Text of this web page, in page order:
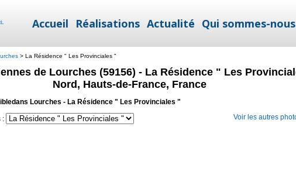
Accueil Réalisations Actualité Qui sommes-nous